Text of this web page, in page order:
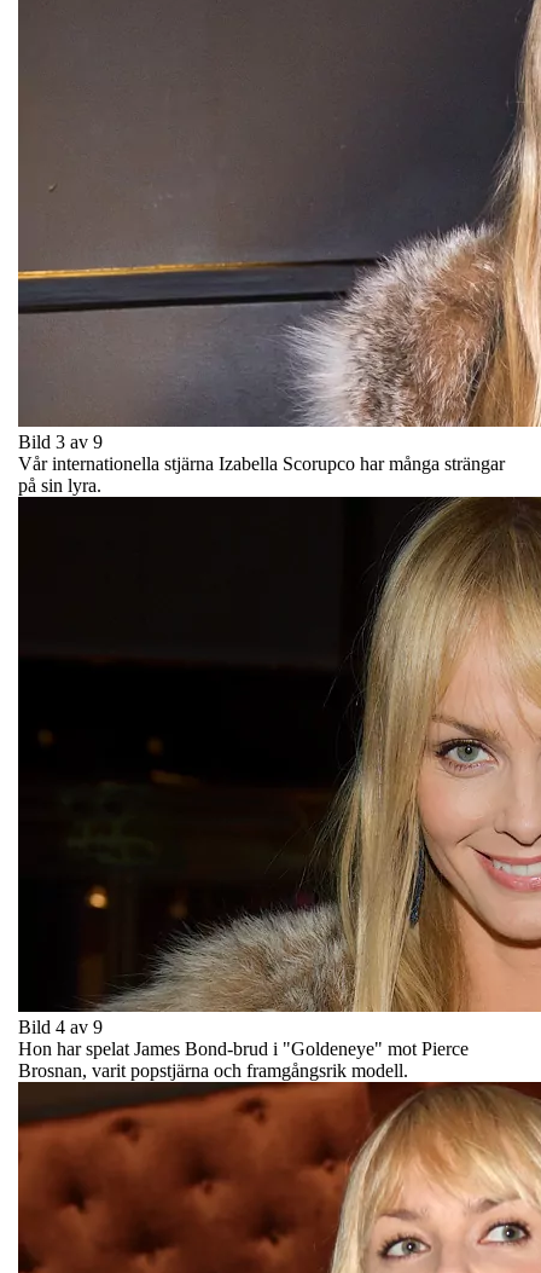
Bild 3 av 9
Vår internationella stjärna Izabella Scorupco har många strängar
på sin lyra.
Bild 4 av 9
Hon har spelat James Bond-brud i "Goldeneye" mot Pierce
Brosnan, varit popstjärna och framgångsrik modell.